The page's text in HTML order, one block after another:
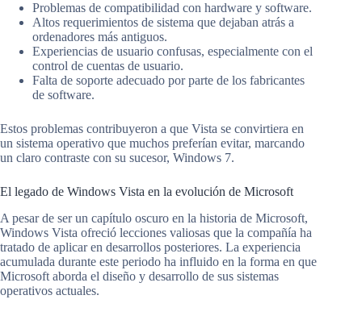
Problemas de compatibilidad con hardware y software.
Altos requerimientos de sistema que dejaban atrás a
ordenadores más antiguos.
Experiencias de usuario confusas, especialmente con el
control de cuentas de usuario.
Falta de soporte adecuado por parte de los fabricantes
de software.
Estos problemas contribuyeron a que Vista se convirtiera en
un sistema operativo que muchos preferían evitar, marcando
un claro contraste con su sucesor, Windows 7.
El legado de Windows Vista en la evolución de Microsoft
A pesar de ser un capítulo oscuro en la historia de Microsoft,
Windows Vista ofreció lecciones valiosas que la compañía ha
tratado de aplicar en desarrollos posteriores. La experiencia
acumulada durante este periodo ha influido en la forma en que
Microsoft aborda el diseño y desarrollo de sus sistemas
operativos actuales.